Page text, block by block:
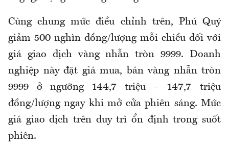
Cùng chung mức điều chỉnh trên, Phú Quý
giảm 500 nghìn đồng/lượngmỗi chiều đối với
giá giao dịch vàngnhẫn tròn 9999. Doanh
nghiệp này đặt giá mua, bánvàng nhẫn tròn
9999 ở ngưỡng 144,7 triệu – 147,7 triệu
đồng/lượng ngay khi mở cửa phiên sáng. Mức
giá giao dịch trên duy trì ổn định trong suốt
phiên.